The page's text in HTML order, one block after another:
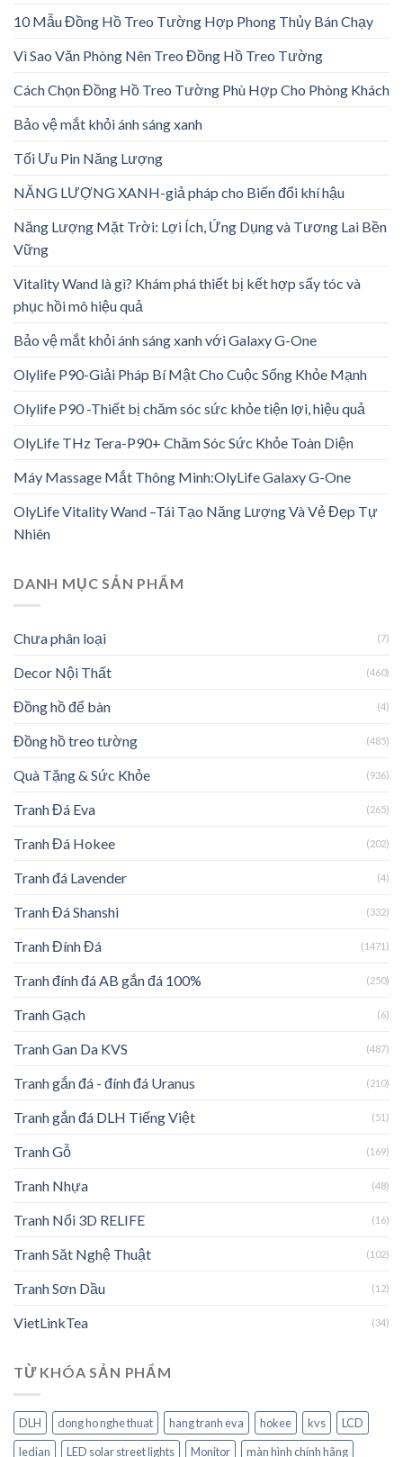
10 Mẫu Đồng Hồ Treo Tường Hợp Phong Thủy Bán Chạy
Vì Sao Văn Phòng Nên Treo Đồng Hồ Treo Tường
Cách Chọn Đồng Hồ Treo Tường Phù Hợp Cho Phòng Khách
Bảo vệ mắt khỏi ánh sáng xanh
Tối Ưu Pin Năng Lượng
NĂNG LƯỢNG XANH-giả pháp cho Biến đổi khí hậu
Năng Lượng Mặt Trời: Lợi Ích, Ứng Dụng và Tương Lai Bền
Vững
Vitality Wand là gì? Khám phá thiết bị kết hợp sấy tóc và
phục hồi mô hiệu quả
Bảo vệ mắt khỏi ánh sáng xanh với Galaxy G-One
Olylife P90-Giải Pháp Bí Mật Cho Cuộc Sống Khỏe Mạnh
Olylife P90 -Thiết bị chăm sóc sức khỏe tiện lợi, hiệu quả
OlyLife THz Tera-P90+ Chăm Sóc Sức Khỏe Toàn Diện
Máy Massage Mắt Thông Minh:OlyLife Galaxy G-One
OlyLife Vitality Wand –Tái Tạo Năng Lượng Và Vẻ Đẹp Tự
Nhiên
DANH MỤC SẢN PHẨM
Chưa phân loại (7)
Decor Nội Thất (460)
Đồng hồ để bàn (4)
Đồng hồ treo tường (485)
Quà Tặng & Sức Khỏe (936)
Tranh Đá Eva (265)
Tranh Đá Hokee (202)
Tranh đá Lavender (4)
Tranh Đá Shanshi (332)
Tranh Đính Đá (1471)
Tranh đính đá AB gắn đá 100% (250)
Tranh Gạch (6)
Tranh Gan Da KVS (487)
Tranh gắn đá - đính đá Uranus (210)
Tranh gắn đá DLH Tiếng Việt (51)
Tranh Gỗ (169)
Tranh Nhựa (48)
Tranh Nổi 3D RELIFE (16)
Tranh Săt Nghệ Thuật (102)
Tranh Sơn Dầu (12)
VietLinkTea (34)
TỪ KHÓA SẢN PHẨM
DLH dong ho nghe thuat hang tranh eva hokee kvs
LCD
ledian
LED solar street lights Monitor
màn hình chính hãng